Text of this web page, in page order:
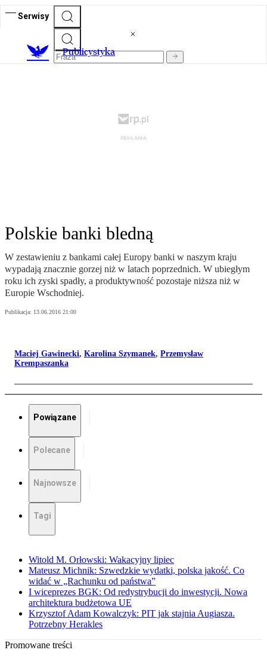
Serwisy
Publicystyka
Polskie banki bledną
W zestawieniu z bankami całej Europy banki w naszym kraju
wypadają znacznie gorzej niż w latach poprzednich. W ubiegłym
roku ich zyski spadły, a produktywność pozostaje niższa niż w
Europie Wschodniej.
Publikacja: 13.06.2016 21:00
Maciej Gawinecki, Karolina Szymanek, Przemysław
Krempaszanka
Powiązane
Polecane
Najnowsze
Tagi
Witold M. Orłowski: Wakacyjny lipiec
Mateusz Michnik: Szwedzkie wydatki, polska jakość. Co
widać w „Rachunku od państwa”
I wiceprezes BGK: Od redystrybucji do inwestycji. Nowa
architektura budżetowa UE
Krzysztof Adam Kowalczyk: PIT jak stajnia Augiasza.
Potrzebny Herakles
Promowane treści